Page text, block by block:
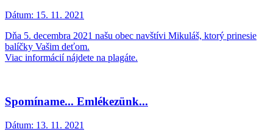
Dátum: 15. 11. 2021
Dňa 5. decembra 2021 našu obec navštívi Mikuláš, ktorý prinesie
balíčky Vašim deťom.
Viac informácií nájdete na plagáte.
Spomíname... Emlékezünk...
Dátum: 13. 11. 2021